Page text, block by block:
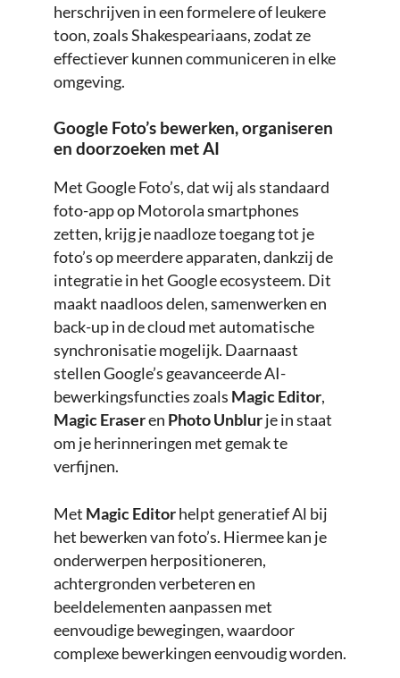
herschrijven in een formelere of leukere
toon, zoals Shakespeariaans, zodat ze
effectiever kunnen communiceren in elke
omgeving.
Google Foto’s bewerken, organiseren
en doorzoeken met AI
Met Google Foto’s, dat wij als standaard
foto-app op Motorola smartphones
zetten, krijg je naadloze toegang tot je
foto’s op meerdere apparaten, dankzij de
integratie in het Google ecosysteem. Dit
maakt naadloos delen, samenwerken en
back-up in de cloud met automatische
synchronisatie mogelijk. Daarnaast
stellen Google’s geavanceerde AI-
bewerkingsfuncties zoals Magic Editor,
Magic Eraseren Photo Unblurje in staat
om je herinneringen met gemak te
verfijnen.
Met Magic Editorhelpt generatief Al bij
het bewerken van foto’s. Hiermee kan je
onderwerpen herpositioneren,
achtergronden verbeteren en
beeldelementen aanpassen met
eenvoudige bewegingen, waardoor
complexe bewerkingen eenvoudig worden.